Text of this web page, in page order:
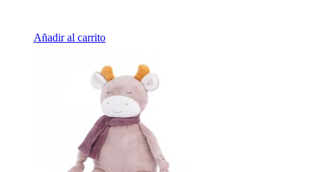
Añadir al carrito